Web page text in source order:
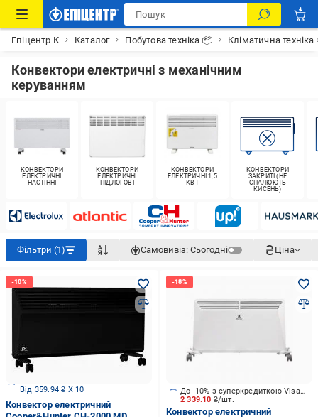
Епіцентр К Каталог Побутова техніка 📦 Кліматична
Конвектори електричні з механічним
керуванням
КОНВЕКТОРИ
ЕЛЕКТРИЧНІ
НАСТІННІ
КОНВЕКТОРИ
ЕЛЕКТРИЧНІ
ПІДЛОГОВІ
КОНВЕКТОРИ
ЕЛЕКТРИЧНІ 1,5
КВТ
КОНВЕКТОРИ
ЗАКРИТІ (НЕ
СПАЛЮЮТЬ
КИСЕНЬ)
Фільтри (1) Самовивіз: Сьогодні Ціна
Від 359.94 ₴ X 10
Конвектор електричний
2 339.10 ₴/шт.
До -10% з суперкредиткою Visa Вигода
Конвектор електричний